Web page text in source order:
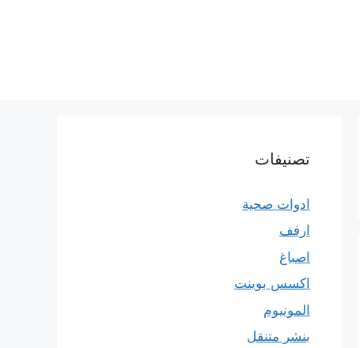
تصنيفات
ادوات صحية
ارفف
اصباغ
اكسس بوينت
المونيوم
بنشر متنقل